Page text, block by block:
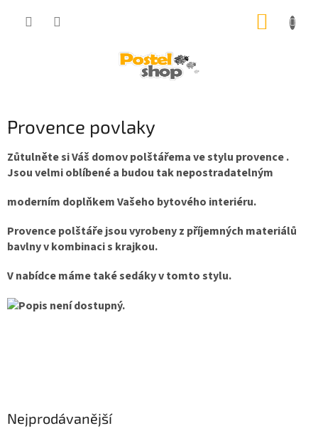
Provence povlaky
Zůtulněte si Váš domov polštářema ve stylu provence .
Jsou velmi oblíbené a budou tak nepostradatelným
moderním doplňkem Vašeho bytového interiéru.
Provence polštáře jsou vyrobeny z příjemných materiálů
bavlny v kombinaci s krajkou.
V nabídce máme také sedáky v tomto stylu.
Nejprodávanější